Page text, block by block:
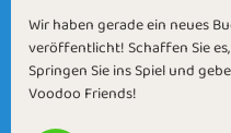
Wir haben gerade ein neues
veröffentlicht! Schaffen Sie
Springen Sie ins Spiel und
Voodoo Friends!